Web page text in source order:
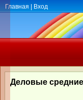
Главная Вход
Деловые